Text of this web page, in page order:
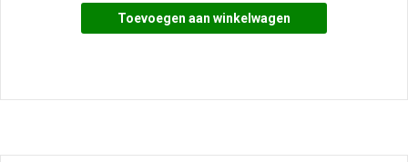
Toevoegen aan winkelwagen